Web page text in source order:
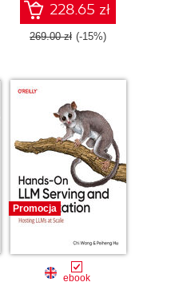
228.65 zł
269.00 zł (-15%)
Promocja
ebook